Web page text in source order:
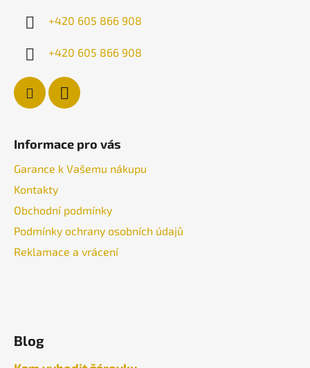
+420 605 866 908
+420 605 866 908
Informace pro vás
Garance k Vašemu nákupu
Kontakty
Obchodní podmínky
Podmínky ochrany osobních údajů
Reklamace a vrácení
Blog